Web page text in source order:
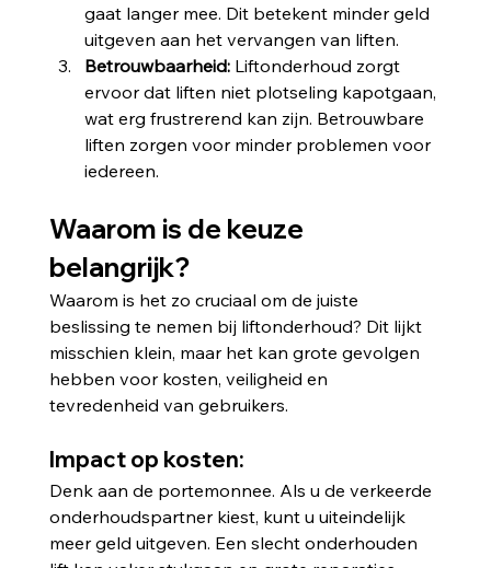
gaat langer mee. Dit betekent minder geld
uitgeven aan het vervangen van liften.
Betrouwbaarheid: Liftonderhoud zorgt
ervoor dat liften niet plotseling kapotgaan,
wat erg frustrerend kan zijn. Betrouwbare
liften zorgen voor minder problemen voor
iedereen.
Waarom is de keuze
belangrijk?
Waarom is het zo cruciaal om de juiste
beslissing te nemen bij liftonderhoud? Dit lijkt
misschien klein, maar het kan grote gevolgen
hebben voor kosten, veiligheid en
tevredenheid van gebruikers.
Impact op kosten:
Denk aan de portemonnee. Als u de verkeerde
onderhoudspartner kiest, kunt u uiteindelijk
meer geld uitgeven. Een slecht onderhouden